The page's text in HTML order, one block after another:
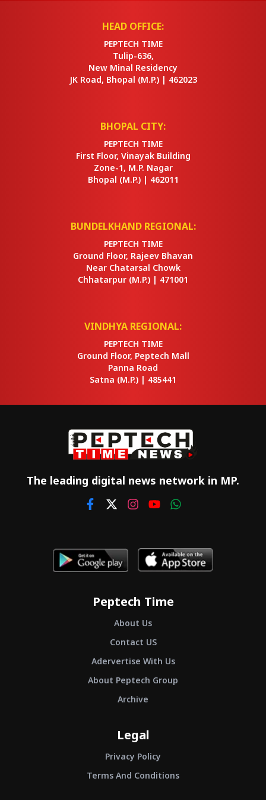
HEAD OFFICE:
PEPTECH TIME
Tulip-636,
New Minal Residency
JK Road, Bhopal (M.P.) | 462023
BHOPAL CITY:
PEPTECH TIME
First Floor, Vinayak Building
Zone-1, M.P. Nagar
Bhopal (M.P.) | 462011
BUNDELKHAND REGIONAL:
PEPTECH TIME
Ground Floor, Rajeev Bhavan
Near Chatarsal Chowk
Chhatarpur (M.P.) | 471001
VINDHYA REGIONAL:
PEPTECH TIME
Ground Floor, Peptech Mall
Panna Road
Satna (M.P.) | 485441
The leading digital news network in MP.
Peptech Time
About Us
Contact US
Adervertise With Us
About Peptech Group
Archive
Legal
Privacy Policy
Terms And Conditions